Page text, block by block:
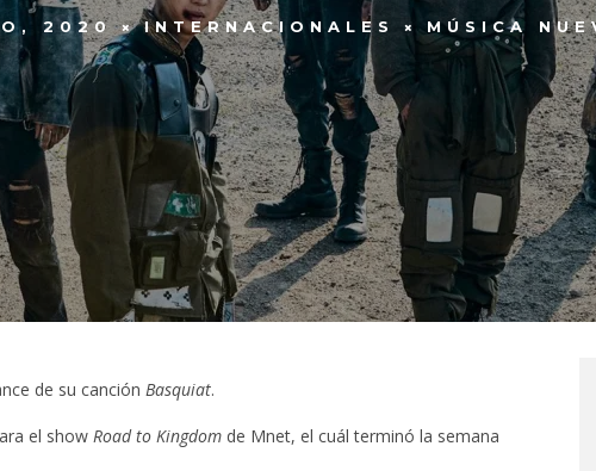
2020 INTERNACIONALES MÚSICA
de su canción Basquiat.
el show Road to Kingdom de Mnet, el cuál terminó la semana